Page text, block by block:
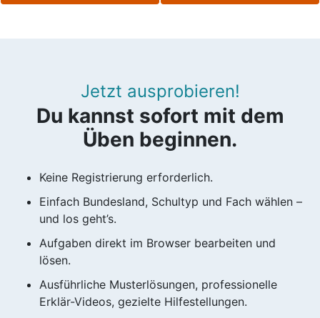
Jetzt ausprobieren!
Du kannst sofort mit dem
Üben beginnen.
Keine Registrierung erforderlich.
Einfach Bundesland, Schultyp und Fach wählen –
und los geht’s.
Aufgaben direkt im Browser bearbeiten und
lösen.
Ausführliche Musterlösungen, professionelle
Erklär-Videos, gezielte Hilfestellungen.